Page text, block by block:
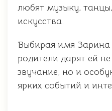
любят музыку,
искусства.
Выбирая имя Зарина
родители дарят ей
звучание, но и
ярких событий и